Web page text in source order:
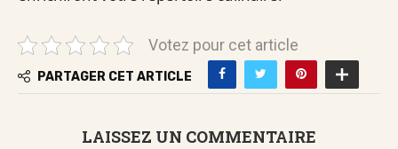
Votez pour cet article
PARTAGER CET ARTICLE
LAISSEZ UN COMMENTAIRE